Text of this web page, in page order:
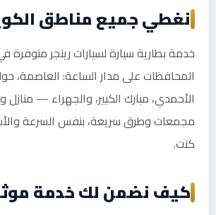
نغطي جميع مناطق
خدمة بطارية سيارة لسيارات رينجر متوفرة
المحافظات على مدار الساعة: العاصمة،
الأحمدي، مبارك الكبير، والجهراء —
مجمعات وطرق سريعة، بنفس السرعة
كنت.
كيف نضمن لك خدمة